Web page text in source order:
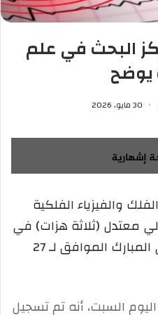
البحث في علم
يوضح
30 مايو، 2026
والفيزياء الفلكية
معتدل (ثلاثة هزات) في
اليوم الأول من عيد الأضحى المبارك الموافق لـ 27
السبت، أنه تم تسجيل